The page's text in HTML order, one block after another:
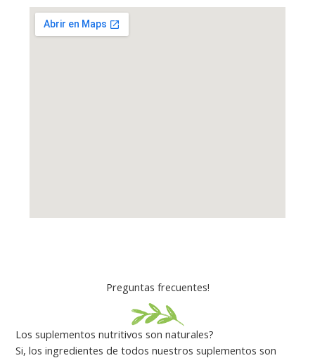
Preguntas frecuentes!
Los suplementos nutritivos son naturales?
Si, los ingredientes de todos nuestros suplementos son